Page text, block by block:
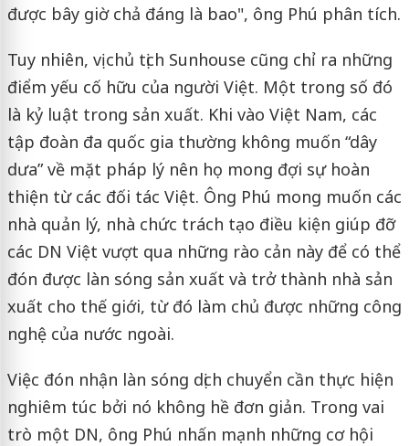
được bây giờ chả đáng là bao", ông Phú phân tích.
Tuy nhiên, vị chủ tịch Sunhouse cũng chỉ ra những
điểm yếu cố hữu của người Việt. Một trong số đó
là kỷ luật trong sản xuất. Khi vào Việt Nam, các
tập đoàn đa quốc gia thường không muốn “dây
dưa” về mặt pháp lý nên họ mong đợi sự hoàn
thiện từ các đối tác Việt. Ông Phú mong muốn các
nhà quản lý, nhà chức trách tạo điều kiện giúp đỡ
các DN Việt vượt qua những rào cản này để có thể
đón được làn sóng sản xuất và trở thành nhà sản
xuất cho thế giới, từ đó làm chủ được những công
nghệ của nước ngoài.
Việc đón nhận làn sóng dịch chuyển cần thực hiện
nghiêm túc bởi nó không hề đơn giản. Trong vai
trò một DN, ông Phú nhấn mạnh những cơ hội